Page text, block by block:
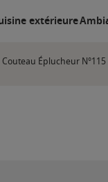
extérieure
Couteau Éplucheur